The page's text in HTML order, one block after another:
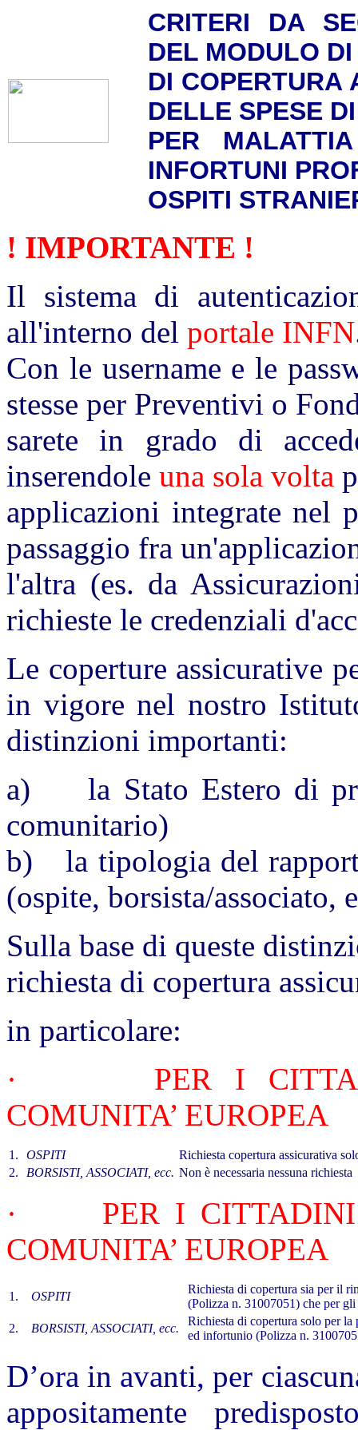
CRITERI DA
DEL MODULO
DI COPERTURA
DELLE SPESE
PER
INFORTUNI
OSPITI
! IMPORTANTE !
Il sistema di
all'interno del portale INFN
Con le username e le
stesse per Preventivi o
sarete in grado di
inserendole una sola volta
applicazioni integrate nel
passaggio fra
l'altra (es. da
richieste le credenziali
Le coperture assicurative
in vigore nel nostro
distinzioni importanti:
a)
la Stato Estero di
comunitario)
b)
la tipologia del
(ospite, borsista/associato,
Sulla base di queste
richiesta di copertura
in particolare:
·
PER I
COMUNITA’ EUROPEA
1. OSPITI
Richiesta copertura assicurativa
2.
BORSISTI, ASSOCIATI, ecc. Non è necessaria nessuna richiesta
·
PER I
COMUNITA’
1. OSPITI
Richiesta di copertura sia per il
(Polizza n. 31007051) che per
2. BORSISTI, ASSOCIATI, ecc.
Richiesta di copertura solo per
ed infortunio (Polizza n.
D’ora in avanti, per
appositamente